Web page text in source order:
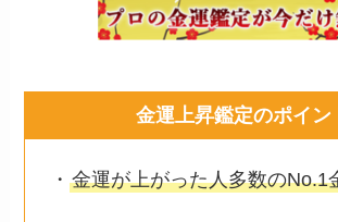
金運上昇鑑定のポイン
・ 金運が上がった人多数のNo.1